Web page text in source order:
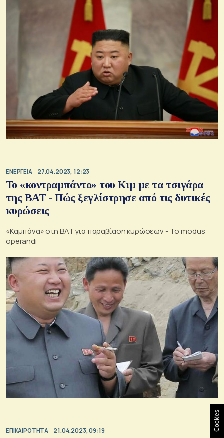
ΕΝΕΡΓΕΙΑ 27.04.2023, 12:23
Το «κοντραμπάντο» του Κιμ με τα τσιγάρα
της BAT - Πώς ξεγλίστρησε από τις δυτικές
κυρώσεις
«Καμπάνα» στη ΒΑΤ για παραβίαση κυρώσεων - Το modus
operandi
ΕΠΙΚΑΙΡΟΤΗΤΑ 21.04.2023, 09:19 Cookies